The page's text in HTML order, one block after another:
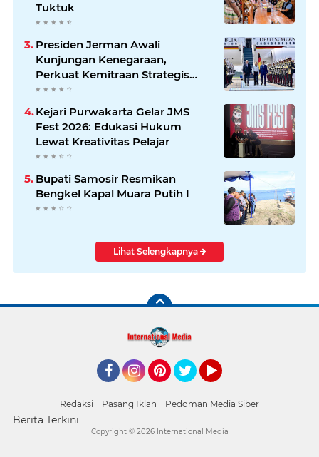
Tuktuk
Presiden Jerman Awali
Kunjungan Kenegaraan,
Perkuat Kemitraan Strategis
Indonesia–Jerman
Kejari Purwakarta Gelar JMS
Fest 2026: Edukasi Hukum
Lewat Kreativitas Pelajar
Bupati Samosir Resmikan
Bengkel Kapal Muara Putih I
Lihat Selengkapnya
Redaksi Pasang Iklan Pedoman Media Siber
Berita Terkini
Copyright © 2026 International Media